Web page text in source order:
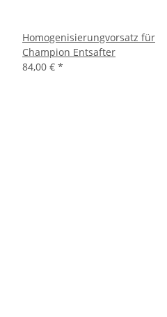
Homogenisierungvorsatz für
Champion Entsafter
84,00 € *